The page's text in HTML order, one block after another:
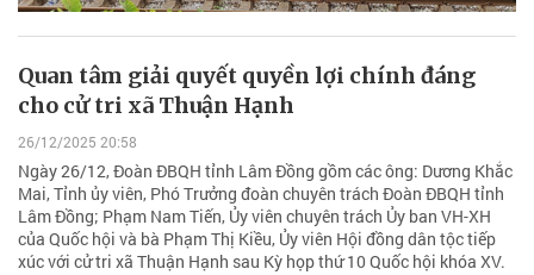
Quan tâm giải quyết quyền lợi chính đáng
cho cử tri xã Thuận Hạnh
26/12/2025 20:58
Ngày 26/12, Đoàn ĐBQH tỉnh Lâm Đồng gồm các ông: Dương Khắc
Mai, Tỉnh ủy viên, Phó Trưởng đoàn chuyên trách Đoàn ĐBQH tỉnh
Lâm Đồng; Phạm Nam Tiến, Ủy viên chuyên trách Ủy ban VH-XH
của Quốc hội và bà Phạm Thị Kiều, Ủy viên Hội đồng dân tộc tiếp
xúc với cử tri xã Thuận Hạnh sau Kỳ họp thứ 10 Quốc hội khóa XV.